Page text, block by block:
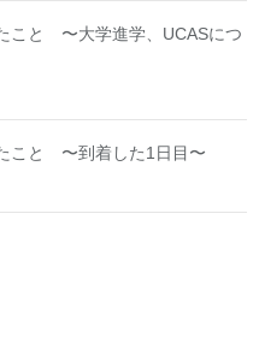
こと 〜大学進学、UCASにつ
こと 〜到着した1日目〜